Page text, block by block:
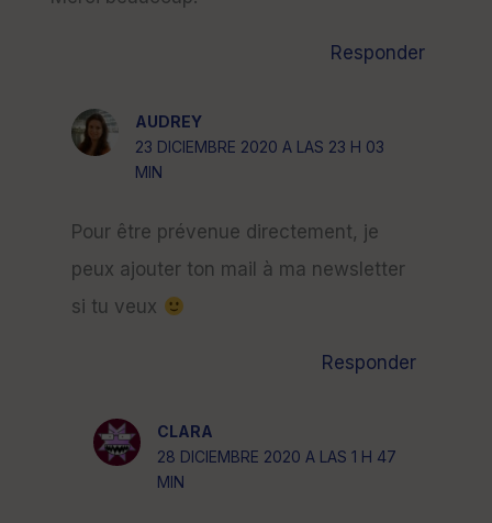
Responder
AUDREY
23 DICIEMBRE 2020 A LAS 23 H 03
MIN
Pour être prévenue directement, je
peux ajouter ton mail à ma newsletter
si tu veux
Responder
CLARA
28 DICIEMBRE 2020 A LAS 1 H 47
MIN